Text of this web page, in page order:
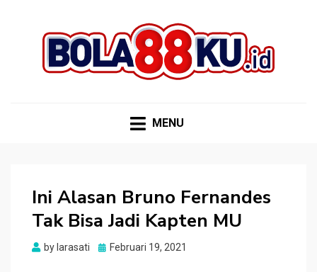
MENU
Ini Alasan Bruno Fernandes
Tak Bisa Jadi Kapten MU
by larasati
Posted
Februari 19, 2021